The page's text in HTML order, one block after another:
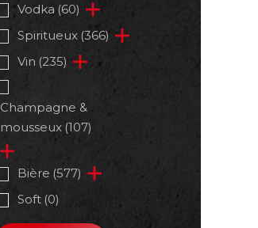
Vodka (60)
Spiritueux (366)
Vin (235)
Champagne &
mousseux (107)
Bière (577)
Soft (0)